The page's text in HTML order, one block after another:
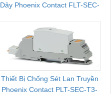
Dây Phoenix Contact FLT-SEC-
Thiết Bị Chống Sét Lan Truyền
Phoenix Contact PLT-SEC-T3-